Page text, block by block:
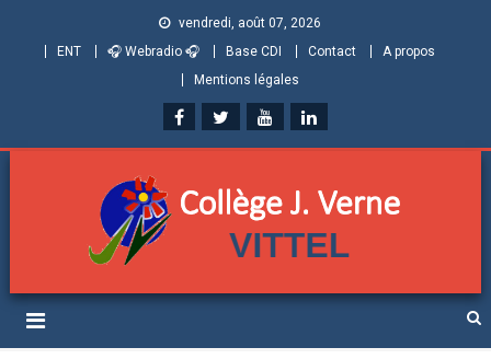
vendredi, août 07, 2026
ENT
🎧 Webradio 🎧 Base CDI Contact
A propos
Mentions légales
Collège Jules Verne de
Vittel (Vosges)